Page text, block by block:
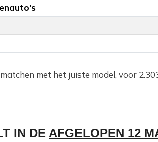
met het juiste model, voor
IN DE AFGELOPEN 12